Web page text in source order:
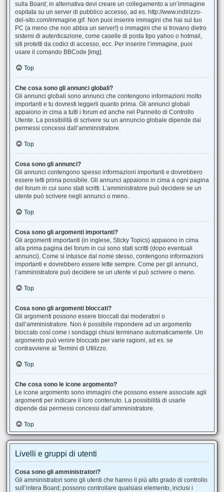
sulla Board; in alternativa devi creare un collegamento a un’immagine
ospitata su un server di pubblico accesso, ad es. http://www.indirizzo-
del-sito.com/immagine.gif. Non puoi inserire immagini che hai sul tuo
PC (a meno che non abbia un server!) o immagini che si trovano dietro
sistemi di autenticazione, come caselle di posta tipo yahoo o hotmail,
siti protetti da codici di accesso, ecc. Per inserire l’immagine, puoi
usare il comando BBCode [img].
Top
Che cosa sono gli annunci globali?
Gli annunci globali sono annunci che contengono informazioni molto
importanti e tu dovresti leggerli quanto prima. Gli annunci globali
appaiono in cima a tutti i forum ed anche nel Pannello di Controllo
Utente. La possibilità di scrivere su un annuncio globale dipende dai
permessi concessi dall’amministratore.
Top
Cosa sono gli annunci?
Gli annunci contengono spesso informazioni importanti e dovrebbero
essere letti prima possibile. Gli annunci appaiono in cima a ogni pagina
del forum in cui sono stati scritti. L’amministratore può decidere se un
utente può scrivere negli annunci o meno.
Top
Cosa sono gli argomenti importanti?
Gli argomenti importanti (in inglese, Sticky Topics) appaiono in cima
alla prima pagina del forum in cui sono stati scritti (dopo eventuali
annunci). Come si intuisce dal nome stesso, contengono informazioni
importanti e dovrebbero essere lette sempre. Come per gli annunci,
l’amministratore può decidere se un utente vi può scrivere o meno.
Top
Cosa sono gli argomenti bloccati?
Gli argomenti possono essere bloccati dai moderatori o
dall’amministratore. Non è possibile rispondere ad un argomento
bloccato così come i sondaggi chiusi terminano automaticamente. Un
argomento può venire bloccato per varie ragioni, ad es. se
contravviene ai Termini di Utilizzo.
Top
Che cosa sono le icone argomento?
Le icone argomento sono immagini che possono essere associate agli
argomenti per indicare il loro contenuto. La possibilità di usarle
dipende dai permessi concessi dall’amministratore.
Top
Livelli e gruppi di utenti
Cosa sono gli amministratori?
Gli amministratori sono gli utenti che hanno il più alto grado di controllo
sull’intera Board; possono controllare qualsiasi elemento, inclusi i